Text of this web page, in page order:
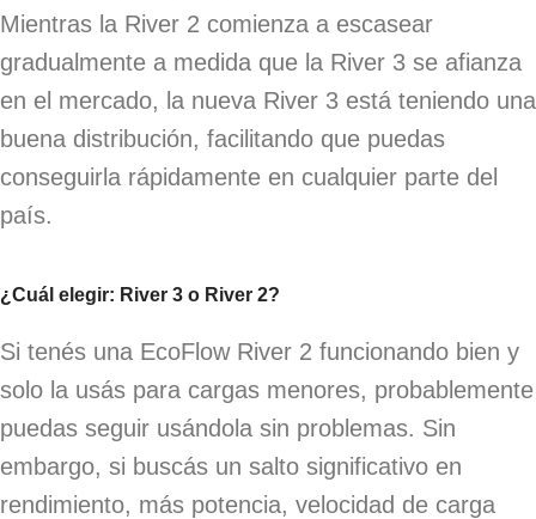
Mientras la River 2 comienza a escasear
gradualmente a medida que la River 3 se afianza
en el mercado, la nueva River 3 está teniendo una
buena distribución, facilitando que puedas
conseguirla rápidamente en cualquier parte del
país.
¿Cuál elegir: River 3 o River 2?
Si tenés una EcoFlow River 2 funcionando bien y
solo la usás para cargas menores, probablemente
puedas seguir usándola sin problemas. Sin
embargo, si buscás un salto significativo en
rendimiento, más potencia, velocidad de carga